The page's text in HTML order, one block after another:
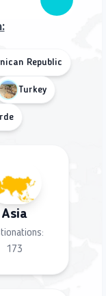
Republic
Turkey
Asia
173